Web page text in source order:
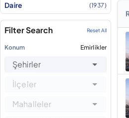
Daire (1937)
Filter Search Reset All
Konum Emirlikler
Şehirler
İlçeler
Mahalleler